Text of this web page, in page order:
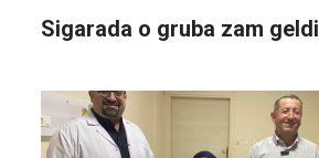
Sigarada o gruba zam geldi